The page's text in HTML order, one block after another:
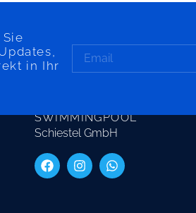
in Ihr
SWIMMINGPOOL
Schiestel GmbH